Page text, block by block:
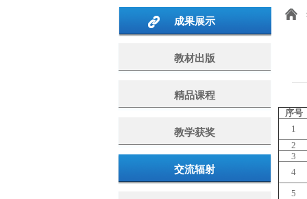
成果展示
教材出版
精品课程
教学获奖
交流辐射
序号
1
2
3
4
5